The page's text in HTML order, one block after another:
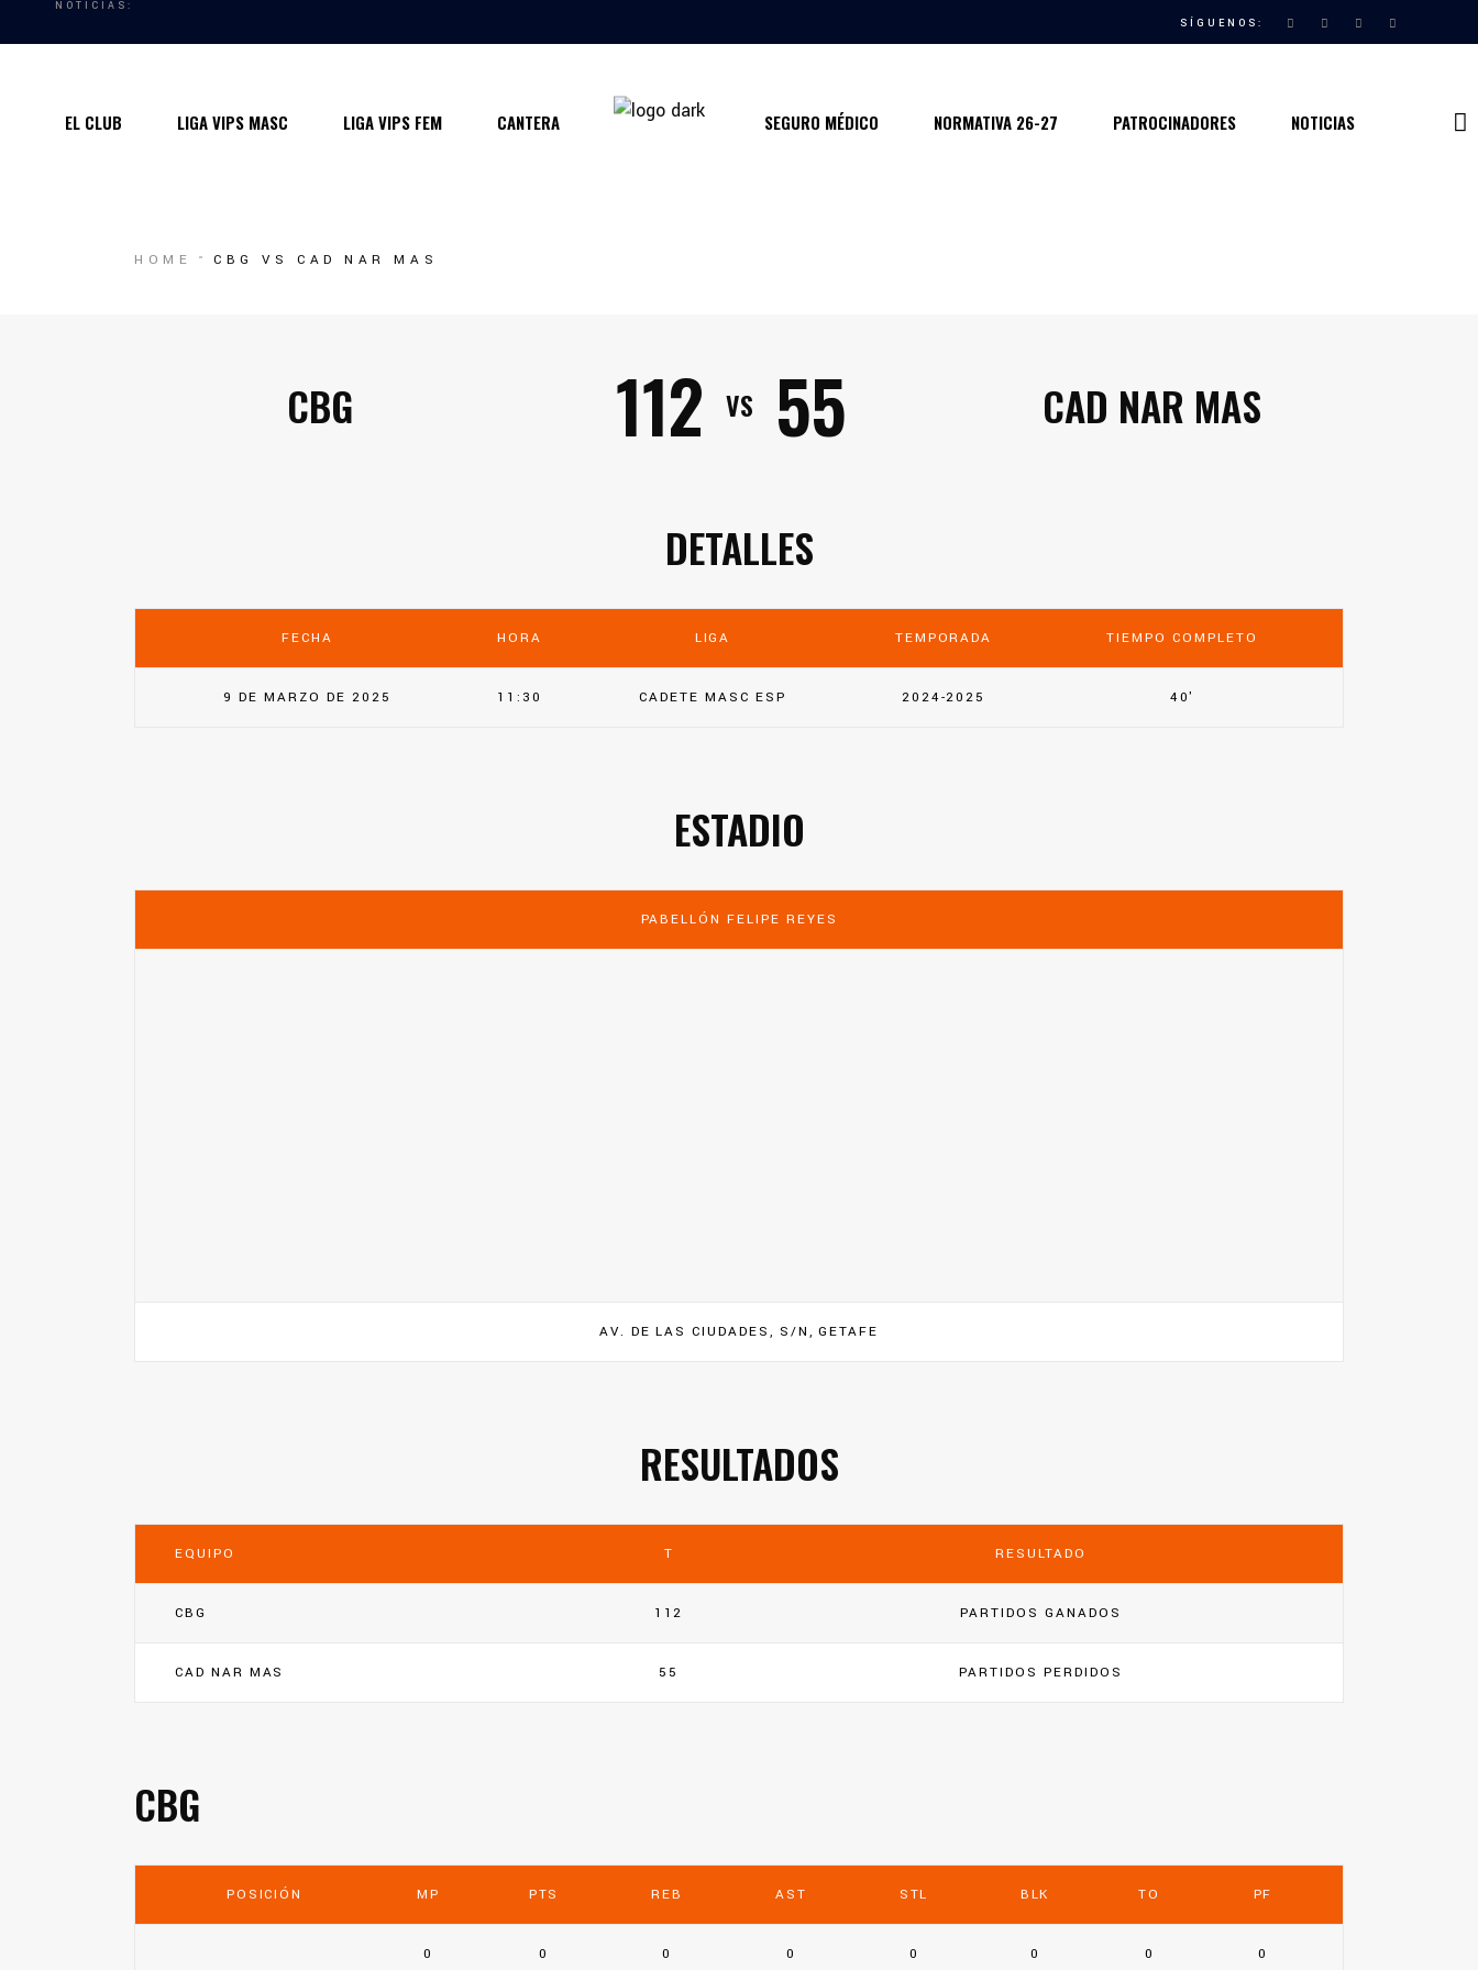
NOTICIAS:
SÍGUENOS:
EL CLUB
Quiénes somos
LIGA VIPS MASC LIGA VIPS FEM CANTERA SEGURO MÉDICO NORMATIVA 26-27 PATROCINADORES NOTICIAS
Contacto
HOME CBG VS CAD NAR MAS
CBG 112 VS 55 CAD NAR MAS
DETALLES
FECHA HORA LIGA TEMPORADA TIEMPO COMPLETO
9 DE MARZO DE 2025 11:30 CADETE MASC ESP 2024-2025 40'
ESTADIO
PABELLÓN FELIPE REYES
AV. DE LAS CIUDADES, S/N, GETAFE
RESULTADOS
EQUIPO T RESULTADO
CBG 112 PARTIDOS GANADOS
CAD NAR MAS 55 PARTIDOS PERDIDOS
CBG
POSICIÓN MP PTS REB AST STL BLK TO PF
0 0 0 0 0 0 0 0